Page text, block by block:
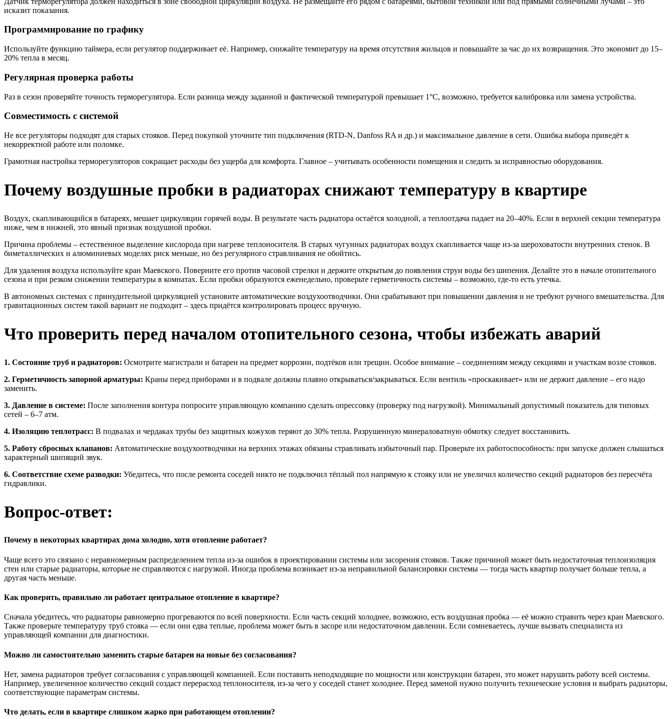
исказит показания.
Программирование по графику
Используйте функцию таймера, если регулятор поддерживает её. Например, снижайте температуру на время отсутствия жильцов и повышайте за час до их возвращения. Это экономит до 15–
20% тепла в месяц.
Регулярная проверка работы
Раз в сезон проверяйте точность терморегулятора. Если разница между заданной и фактической температурой превышает 1°C, возможно, требуется калибровка или замена устройства.
Совместимость с системой
Не все регуляторы подходят для старых стояков. Перед покупкой уточните тип подключения (RTD-N, Danfoss RA и др.) и максимальное давление в сети. Ошибка выбора приведёт к
некорректной работе или поломке.
Грамотная настройка терморегуляторов сокращает расходы без ущерба для комфорта. Главное – учитывать особенности помещения и следить за исправностью оборудования.
Почему воздушные пробки в радиаторах снижают температуру в квартире
Воздух, скапливающийся в батареях, мешает циркуляции горячей воды. В результате часть радиатора остаётся холодной, а теплоотдача падает на 20–40%. Если в верхней секции температура
ниже, чем в нижней, это явный признак воздушной пробки.
Причина проблемы – естественное выделение кислорода при нагреве теплоносителя. В старых чугунных радиаторах воздух скапливается чаще из-за шероховатости внутренних стенок. В
биметаллических и алюминиевых моделях риск меньше, но без регулярного стравливания не обойтись.
Для удаления воздуха используйте кран Маевского. Поверните его против часовой стрелки и держите открытым до появления струи воды без шипения. Делайте это в начале отопительного
сезона и при резком снижении температуры в комнатах. Если пробки образуются еженедельно, проверьте герметичность системы – возможно, где-то есть утечка.
В автономных системах с принудительной циркуляцией установите автоматические воздухоотводчики. Они срабатывают при повышении давления и не требуют ручного вмешательства. Для
гравитационных систем такой вариант не подходит – здесь придётся контролировать процесс вручную.
Что проверить перед началом отопительного сезона, чтобы избежать аварий
1. Состояние труб и радиаторов: Осмотрите магистрали и батареи на предмет коррозии, подтёков или трещин. Особое внимание – соединениям между секциями и участкам возле стояков.
2. Герметичность запорной арматуры: Краны перед приборами и в подвале должны плавно открываться/закрываться. Если вентиль «проскакивает» или не держит давление – его надо
заменить.
3. Давление в системе: После заполнения контура попросите управляющую компанию сделать опрессовку (проверку под нагрузкой). Минимальный допустимый показатель для типовых
сетей – 6–7 атм.
4. Изоляцию теплотрасс: В подвалах и чердаках трубы без защитных кожухов теряют до 30% тепла. Разрушенную минераловатную обмотку следует восстановить.
5. Работу сбросных клапанов: Автоматические воздухоотводчики на верхних этажах обязаны стравливать избыточный пар. Проверьте их работоспособность: при запуске должен слышаться
характерный шипящий звук.
6. Соответствие схеме разводки: Убедитесь, что после ремонта соседей никто не подключил тёплый пол напрямую к стояку или не увеличил количество секций радиаторов без пересчёта
гидравлики.
Вопрос-ответ:
Почему в некоторых квартирах дома холодно, хотя отопление работает?
Чаще всего это связано с неравномерным распределением тепла из-за ошибок в проектировании системы или засорения стояков. Также причиной может быть недостаточная теплоизоляция
стен или старые радиаторы, которые не справляются с нагрузкой. Иногда проблема возникает из-за неправильной балансировки системы — тогда часть квартир получает больше тепла, а
другая часть меньше.
Как проверить, правильно ли работает центральное отопление в квартире?
Сначала убедитесь, что радиаторы равномерно прогреваются по всей поверхности. Если часть секций холоднее, возможно, есть воздушная пробка — её можно стравить через кран Маевского.
Также проверьте температуру труб стояка — если они едва теплые, проблема может быть в засоре или недостаточном давлении. Если сомневаетесь, лучше вызвать специалиста из
управляющей компании для диагностики.
Можно ли самостоятельно заменить старые батареи на новые без согласования?
Нет, замена радиаторов требует согласования с управляющей компанией. Если поставить неподходящие по мощности или конструкции батареи, это может нарушить работу всей системы.
Например, увеличенное количество секций создаст перерасход теплоносителя, из-за чего у соседей станет холоднее. Перед заменой нужно получить технические условия и выбрать радиаторы,
соответствующие параметрам системы.
Что делать, если в квартире слишком жарко при работающем отоплении?